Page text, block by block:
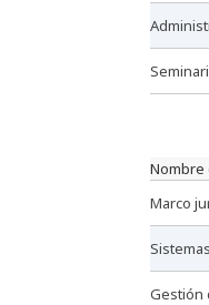
marco